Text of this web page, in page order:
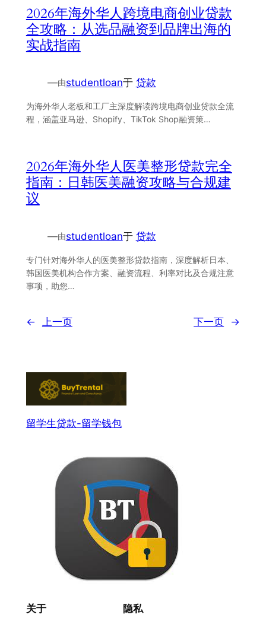
2026年海外华人跨境电商创业贷款
全攻略：从选品融资到品牌出海的
实战指南
—由studentloan于 贷款
为海外华人老板和工厂主深度解读跨境电商创业贷款全流
程，涵盖亚马逊、Shopify、TikTok Shop融资策…
2026年海外华人医美整形贷款完全
指南：日韩医美融资攻略与合规建
议
—由studentloan于 贷款
专门针对海外华人的医美整形贷款指南，深度解析日本、
韩国医美机构合作方案、融资流程、利率对比及合规注意
事项，助您…
← 上一页 下一页 →
留学生贷款-留学钱包
关于 隐私